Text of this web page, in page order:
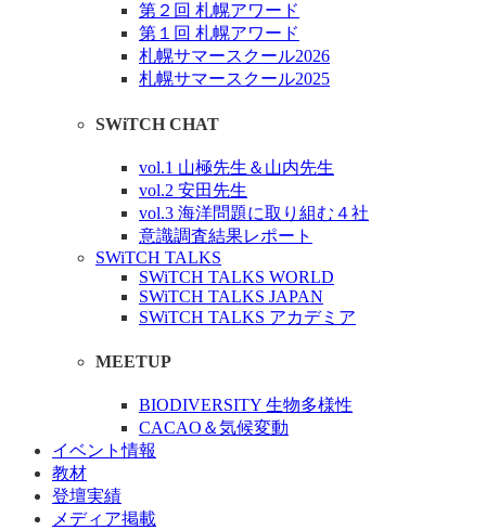
第２回 札幌アワード
第１回 札幌アワード
札幌サマースクール2026
札幌サマースクール2025
SWiTCH CHAT
vol.1 山極先生＆山内先生
vol.2 安田先生
vol.3 海洋問題に取り組む４社
意識調査結果レポート
SWiTCH TALKS
SWiTCH TALKS WORLD
SWiTCH TALKS JAPAN
SWiTCH TALKS アカデミア
MEETUP
BIODIVERSITY 生物多様性
CACAO＆気候変動
イベント情報
教材
登壇実績
メディア掲載